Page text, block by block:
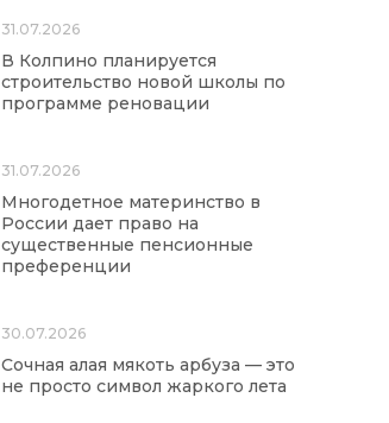
31.07.2026
В Колпино планируется
строительство новой школы по
программе реновации
31.07.2026
Многодетное материнство в
России дает право на
существенные пенсионные
преференции
30.07.2026
Сочная алая мякоть арбуза — это
не просто символ жаркого лета